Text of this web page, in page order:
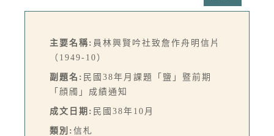
主要名稱: 員林興賢吟社致詹作舟明信片
（1949-10）
副題名: 民國38年月課題「鹽」暨前期
「顔斶」成績通知
成文日期: 民國38年10月
類別: 信札